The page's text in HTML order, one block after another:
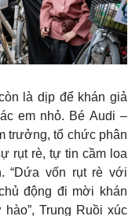
là dịp để khán giả
em nhỏ. Bé Audi –
trưởng, tổ chức phân
rụt rè, tự tin cầm loa
“Dứa vốn rụt rè với
động đi mời khán
Trung Ruồi xúc